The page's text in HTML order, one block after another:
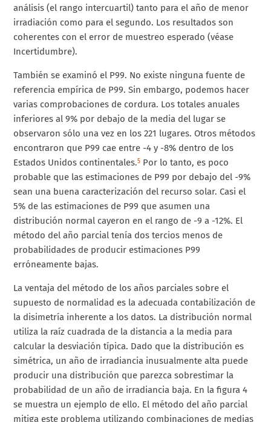
análisis (el rango intercuartil) tanto para el año de menor
irradiación como para el segundo. Los resultados son
coherentes con el error de muestreo esperado (véase
Incertidumbre).
También se examinó el P99. No existe ninguna fuente de
referencia empírica de P99. Sin embargo, podemos hacer
varias comprobaciones de cordura. Los totales anuales
inferiores al 9% por debajo de la media del lugar se
observaron sólo una vez en los 221 lugares. Otros métodos
encontraron que P99 cae entre -4 y -8% dentro de los
Estados Unidos continentales.5Por lo tanto, es poco
probable que las estimaciones de P99 por debajo del -9%
sean una buena caracterización del recurso solar. Casi el
5% de las estimaciones de P99 que asumen una
distribución normal cayeron en el rango de -9 a -12%. El
método del año parcial tenía dos tercios menos de
probabilidades de producir estimaciones P99
erróneamente bajas.
La ventaja del método de los años parciales sobre el
supuesto de normalidad es la adecuada contabilización de
la disimetría inherente a los datos. La distribución normal
utiliza la raíz cuadrada de la distancia a la media para
calcular la desviación típica. Dado que la distribución es
simétrica, un año de irradiancia inusualmente alta puede
producir una distribución que parezca sobrestimar la
probabilidad de un año de irradiancia baja. En la figura 4
se muestra un ejemplo de ello. El método del año parcial
mitiga este problema utilizando combinaciones de medias